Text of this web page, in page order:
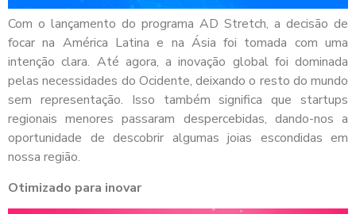
Com o lançamento do programa AD Stretch, a decisão de
focar na América Latina e na Ásia foi tomada com uma
intenção clara. Até agora, a inovação global foi dominada
pelas necessidades do Ocidente, deixando o resto do mundo
sem representação. Isso também significa que startups
regionais menores passaram despercebidas, dando-nos a
oportunidade de descobrir algumas joias escondidas em
nossa região.
Otimizado para inovar